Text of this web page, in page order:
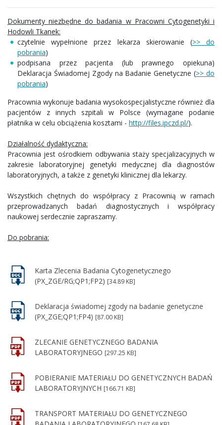
Dokumenty niezbędne do badania w Pracowni Cytogenetyki i
Hodowli Tkanek:
czytelnie wypełnione przez lekarza skierowanie (>> do
pobrania)
podpisana przez pacjenta (lub prawnego opiekuna)
Deklaracja Świadomej Zgody na Badanie Genetyczne (>> do
pobrania)
Pracownia wykonuje badania wysokospecjalistyczne również dla
pacjentów z innych szpitali w Polsce (wymagane podanie
płatnika w celu obciążenia kosztami - http://files.ipczd.pl/).
Działalność dydaktyczna:
Pracownia jest ośrodkiem odbywania staży specjalizacyjnych w
zakresie laboratoryjnej genetyki medycznej dla diagnostów
laboratoryjnych, a także z genetyki klinicznej dla lekarzy.
Wszystkich chętnych do współpracy z Pracownią w ramach
przeprowadzanych badań diagnostycznych i współpracy
naukowej serdecznie zapraszamy.
Do pobrania:
Karta Zlecenia Badania Cytogenetycznego
(PX_ZGE/RG;QP1;FP2) [34.89 KB]
Deklaracja świadomej zgody na badanie genetyczne
(PX_ZGE;QP1;FP4) [87.00 KB]
ZLECANIE GENETYCZNEGO BADANIA
LABORATORYJNEGO [297.25 KB]
POBIERANIE MATERIAŁU DO GENETYCZNYCH BADAŃ
LABORATORYJNYCH [166.71 KB]
TRANSPORT MATERIAŁU DO GENETYCZNEGO